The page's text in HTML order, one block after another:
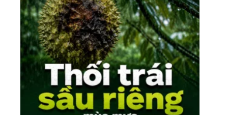
bệnh từ vùng gốc rễ. 1. Chết nhanh chết...